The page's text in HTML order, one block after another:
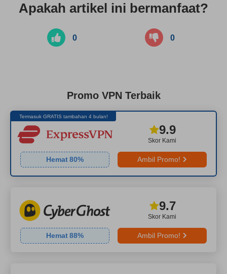
Apakah artikel ini bermanfaat?
0 0
Promo VPN Terbaik
Termasuk GRATIS tambahan 4 bulan!
Skor Kami
9.9
Hemat80% Ambil Promo!
Skor Kami
9.7
Hemat88% Ambil Promo!